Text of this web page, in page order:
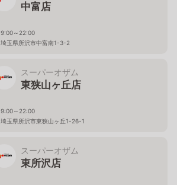
中富店
9:00～22:00
埼玉県所沢市中富南1-3-2
スーパーオザム
東狭山ヶ丘店
9:00～22:00
埼玉県所沢市東狭山ヶ丘1-26-1
スーパーオザム
東所沢店